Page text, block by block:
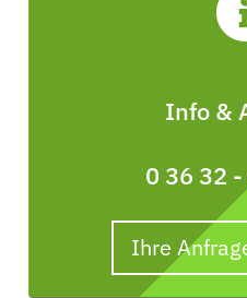
Info &
0 36 32
Ihre